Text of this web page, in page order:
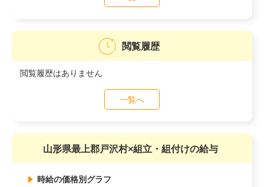
閲覧履歴
閲覧履歴はありません
一覧へ
山形県最上郡戸沢村×組立・組付けの給与
時給の価格別グラフ